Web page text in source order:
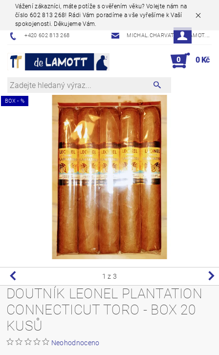
Vážení zákazníci, máte potíže s ověřením věku? Volejte nám na
číslo 602 813 268! Rádi Vám poradíme a vše vyřešíme k Vaší
spokojenosti. Děkujeme Vám.
+420 602 813 268 MICHAL.CHARVAT@DELAMOT.CZ
0 0 Kč
BOX - %
1 z 3
DOUTNÍK LEONEL PLANTATION
CONNECTICUT TORO - BOX 20
KUSŮ
Neohodnoceno